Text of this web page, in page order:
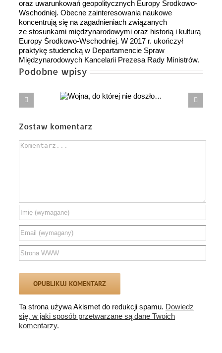
oraz uwarunkowań geopolitycznych Europy Środkowo-
Wschodniej. Obecne zainteresowania naukowe
koncentrują się na zagadnieniach związanych
ze stosunkami międzynarodowymi oraz historią i kulturą
Europy Środkowo-Wschodniej. W 2017 r. ukończył
praktykę studencką w Departamencie Spraw
Międzynarodowych Kancelarii Prezesa Rady Ministrów.
Podobne wpisy
Czy naprawdę dziś powinniśmy mówić
Zostaw komentarz
Comment
Ta strona używa Akismet do redukcji spamu. Dowiedz
się, w jaki sposób przetwarzane są dane Twoich
komentarzy.